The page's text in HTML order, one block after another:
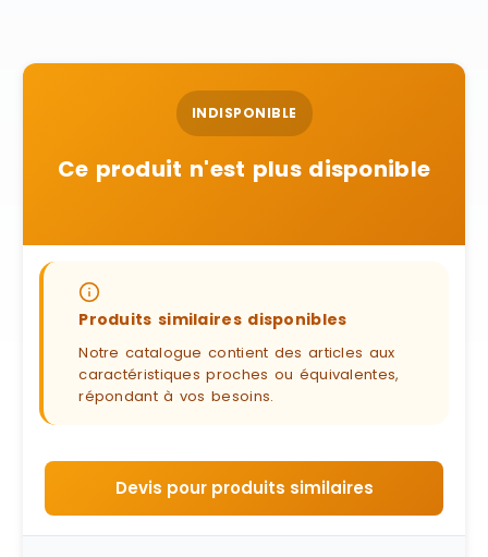
INDISPONIBLE
Ce produit n'est plus disponible
Produits similaires disponibles
Notre catalogue contient des articles aux
caractéristiques proches ou équivalentes,
répondant à vos besoins.
Devis pour produits similaires